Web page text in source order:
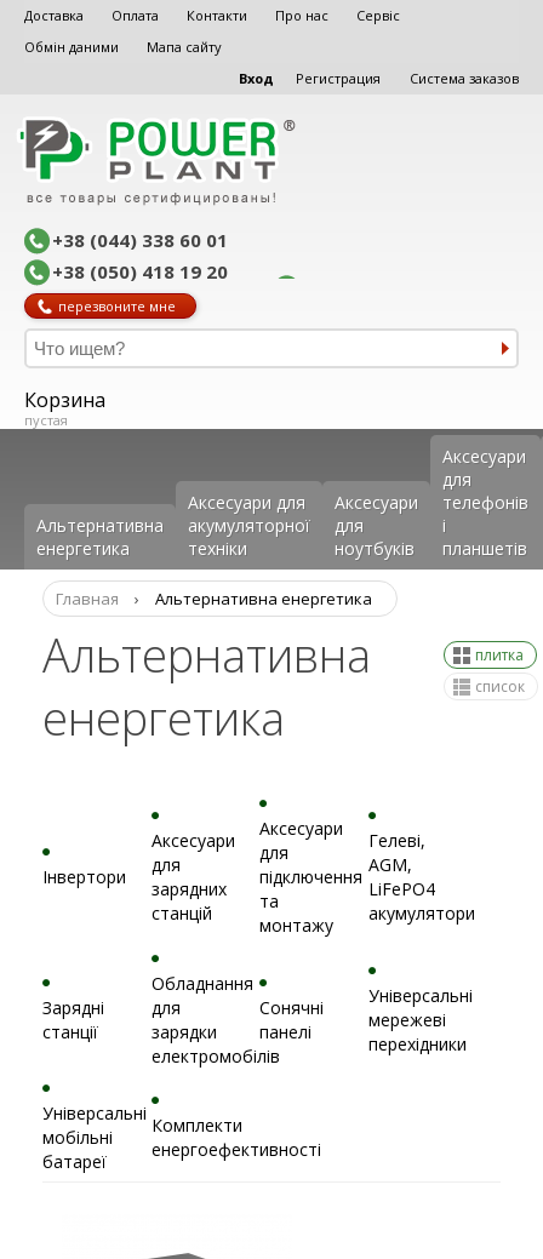
Доставка Оплата Контакти Про нас
Сервіс
Обмін даними
Мапа сайту
Вход
Регистрация Система заказов
+38 (044) 338 60 01
+38 (050) 418 19 20
перезвоните мне
Корзина
пустая
Альтернативна
енергетика
Аксесуари для
акумуляторної
техніки
Аксесуари
для
ноутбуків
Аксеcуари
для
телефонів
і
планшетів
Главная › Альтернативна енергетика
Альтернативна
енергетика
плитка
список
Інвертори
Аксесуари
для
зарядних
станцій
Аксесуари
для
підключення
та
монтажу
Гелеві,
AGM,
LiFePO4
акумулятори
Зарядні
станції
Обладнання
для
зарядки
електромобілів
Сонячні
панелі
Універсальні
мережеві
перехідники
Універсальні
мобільні
батареї
Комплекти
енергоефективності